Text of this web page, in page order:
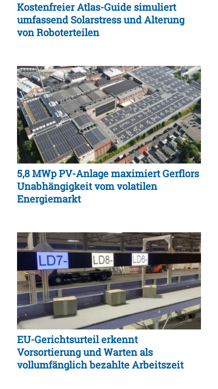
Kostenfreier Atlas-Guide simuliert
umfassend Solarstress und Alterung
von Roboterteilen
5,8 MWp PV-Anlage maximiert Gerflors
Unabhängigkeit vom volatilen
Energiemarkt
EU-Gerichtsurteil erkennt
Vorsortierung und Warten als
vollumfänglich bezahlte Arbeitszeit